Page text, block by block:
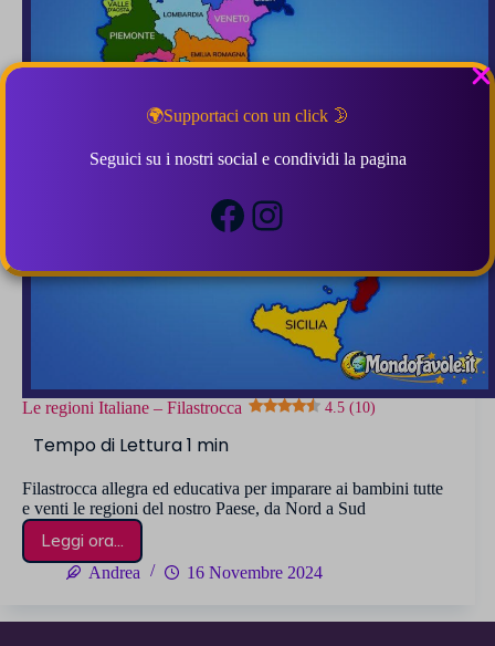
🌍Supportaci con un click 🌛
Seguici su i nostri social e condividi la pagina
Facebook
Instagram
Le regioni Italiane – Filastrocca 4.5 (10)
Filastrocca allegra ed educativa per imparare ai bambini tutte
e venti le regioni del nostro Paese, da Nord a Sud
Leggi ora...
Le
regioni
Andrea 16 Novembre 2024